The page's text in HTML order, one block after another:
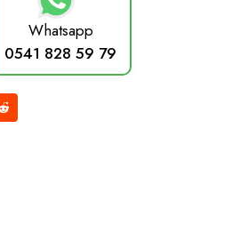
Whatsapp
0541 828 59 79